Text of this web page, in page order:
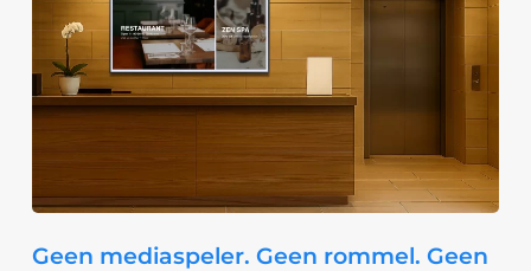
Geen mediaspeler. Geen rommel. Geen